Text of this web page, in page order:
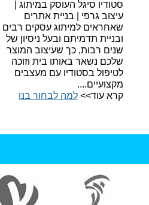
סטודיו סיגל העוסק במיתוג |
עיצוב גרפי | בניית אתרים
שאחראים למיתוג עסקים רבים
ובניית תדמיתם ובעל ניסיון של
שנים רבות, כך שעיצוב המוצר
שלכם נשאר באותו בית וזוכה
לטיפול בסטודיו עם מעצבים
מקצועיים....
קרא עוד>> למה לבחור בנו​